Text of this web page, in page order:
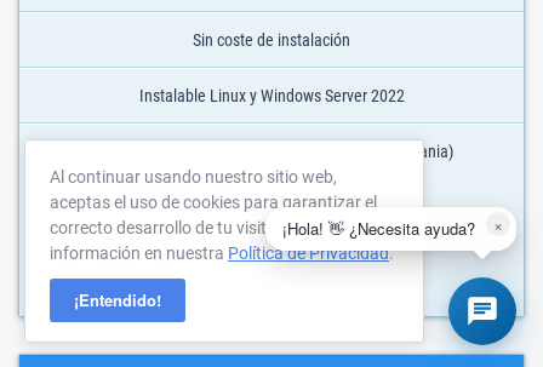
Sin coste de instalación
Instalable Linux y Windows Server 2022
Ubicación: Frankfurt am Main / Núremberg (Alemania)
Pedir Ahora
Al continuar usando nuestro sitio web,
aceptas el uso de cookies para garantizar el
correcto desarrollo de tu visita. Más
información en nuestra Política de Privacidad.
¡Entendido!
×
¡Hola! 👋 ¿Necesita ayuda?